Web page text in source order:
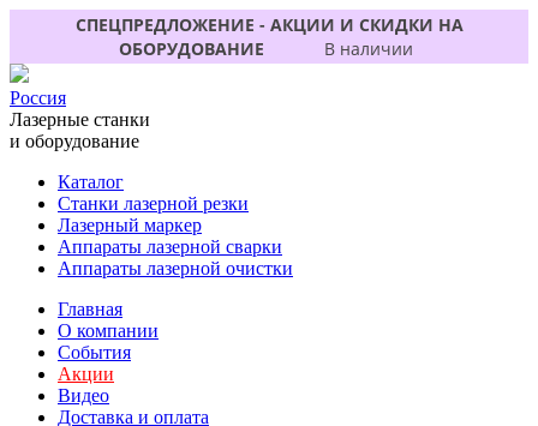
СПЕЦПРЕДЛОЖЕНИЕ - АКЦИИ И СКИДКИ НА
ОБОРУДОВАНИЕ
В наличии
Россия
Лазерные станки
и оборудование
Каталог
Станки лазерной резки
Лазерный маркер
Аппараты лазерной сварки
Аппараты лазерной очистки
Главная
О компании
События
Акции
Видео
Доставка и оплата